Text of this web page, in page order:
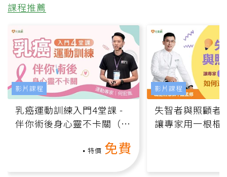
課程推薦
乳癌運動訓練入門4堂課 -
伴你術後身心靈不卡關（線
特價 免費
影片課程
失智者與照顧者
讓專家用一根棍
影片課程